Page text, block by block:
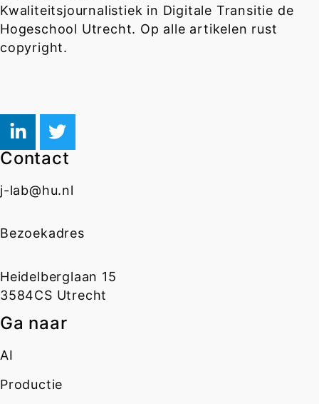
Kwaliteitsjournalistiek in Digitale Transitie de
Hogeschool Utrecht. Op alle artikelen rust
copyright.
Contact
j-lab@hu.nl
Bezoekadres
Heidelberglaan 15
3584CS Utrecht
Ga naar
AI
Productie